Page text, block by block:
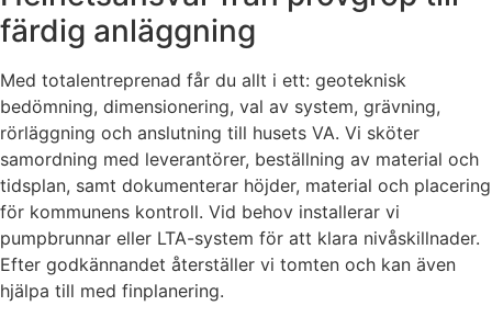
färdig anläggning
Med totalentreprenad får du allt i ett: geoteknisk
bedömning, dimensionering, val av system, grävning,
rörläggning och anslutning till husets VA. Vi sköter
samordning med leverantörer, beställning av material och
tidsplan, samt dokumenterar höjder, material och placering
för kommunens kontroll. Vid behov installerar vi
pumpbrunnar eller LTA-system för att klara nivåskillnader.
Efter godkännandet återställer vi tomten och kan även
hjälpa till med finplanering.